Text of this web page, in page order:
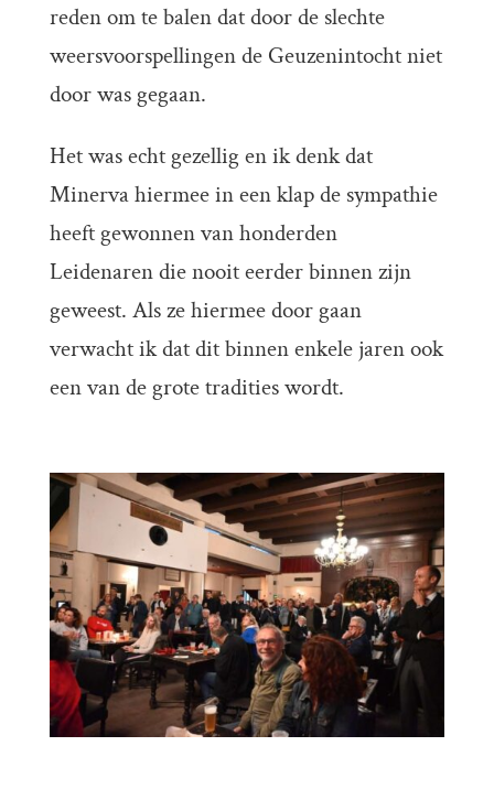
reden om te balen dat door de slechte
weersvoorspellingen de Geuzenintocht niet
door was gegaan.
Het was echt gezellig en ik denk dat
Minerva hiermee in een klap de sympathie
heeft gewonnen van honderden
Leidenaren die nooit eerder binnen zijn
geweest. Als ze hiermee door gaan
verwacht ik dat dit binnen enkele jaren ook
een van de grote tradities wordt.